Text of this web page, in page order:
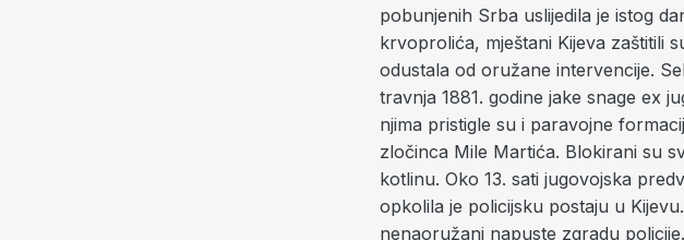
pobunjenih Srba uslijedila je istog
krvoprolića, mještani Kijeva zaštitili
odustala od oružane intervencije.
travnja 1881. godine jake snage ex
njima pristigle su i paravojne
zločinca Mile Martića. Blokirani su
kotlinu. Oko 13. sati jugovojska
opkolila je policijsku postaju u
nenaoružani napuste zgradu